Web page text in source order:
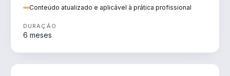
Conteúdo atualizado e aplicável à prática profissional
DURAÇÃO
6 meses